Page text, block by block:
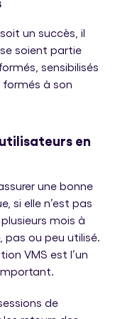
un succès, il
soient partie
sensibilisés
formés à son
en
une bonne
si elle n’est pas
mois à
pas ou peu utilisé.
VMS est l’un
de